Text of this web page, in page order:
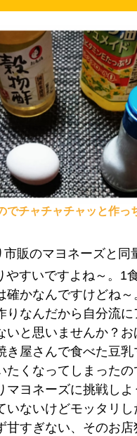
でチャチャチャッと作っ
市販のマヨネーズと同
やすいですよね～。1
確かなんですけどね
りなんだから自分流
いと思いませんか？
き屋さんで食べた豆乳
たくなってしまった
マヨネーズに挑戦しよ
いないけどモッタリ
甘すぎない、そのお店